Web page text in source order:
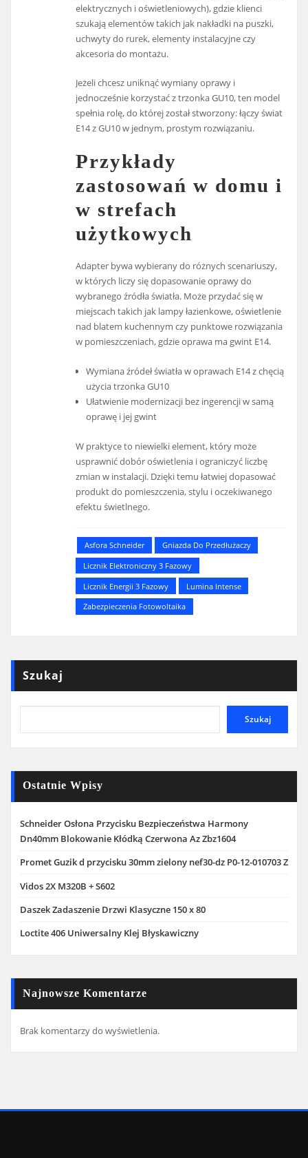
elektrycznych i oświetleniowych), gdzie klienci
szukają elementów takich jak nakładki na puszki,
uchwyty do rurek, elementy instalacyjne czy
akcesoria do montażu.
Jeżeli chcesz uniknąć wymiany oprawy i
jednocześnie korzystać z trzonka GU10, ten model
spełnia rolę, do której został stworzony: łączy świat
E14 z GU10 w jednym, prostym rozwiązaniu.
Przykłady
zastosowań w domu i
w strefach
użytkowych
Adapter bywa wybierany do różnych scenariuszy,
w których liczy się dopasowanie oprawy do
wybranego źródła światła. Może przydać się w
miejscach takich jak lampy łazienkowe, oświetlenie
nad blatem kuchennym czy punktowe rozwiązania
w pomieszczeniach, gdzie oprawa ma gwint E14.
Wymiana źródeł światła w oprawach E14 z chęcią
użycia trzonka GU10
Ułatwienie modernizacji bez ingerencji w samą
oprawę i jej gwint
W praktyce to niewielki element, który może
usprawnić dobór oświetlenia i ograniczyć liczbę
zmian w instalacji. Dzięki temu łatwiej dopasować
produkt do pomieszczenia, stylu i oczekiwanego
efektu świetlnego.
Asfora Schneider
Gniazda Do Przedłużaczy
Licznik Elektroniczny 3 Fazowy
Licznik Energii 3 Fazowy
Lumina Intense
Zabezpieczenia Fotowoltaika
Szukaj
Szukaj
Ostatnie Wpisy
Schneider Osłona Przycisku Bezpieczeństwa Harmony
Dn40mm Blokowanie Kłódką Czerwona Az Zbz1604
Promet Guzik d przycisku 30mm zielony nef30-dz P0-12-010703 Z
Vidos 2X M320B + S602
Daszek Zadaszenie Drzwi Klasyczne 150 x 80
Loctite 406 Uniwersalny Klej Błyskawiczny
Najnowsze Komentarze
Brak komentarzy do wyświetlenia.